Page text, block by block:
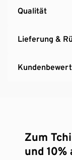
Qualität
Lieferung &
Zum
und